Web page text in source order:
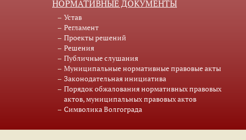
НОРМАТИВНЫЕ ДОКУМЕНТЫ
Устав
Регламент
Проекты решений
Решения
Публичные слушания
Муниципальные нормативные правовые акты
Законодательная инициатива
Порядок обжалования нормативных правовых
актов, муниципальных правовых актов
Символика Волгограда